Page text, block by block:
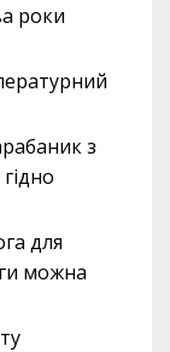
роки
з
для
можна